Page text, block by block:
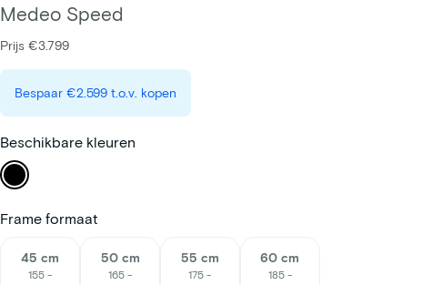
Medeo Speed
Prijs €3.799
Bespaar €2.599 t.o.v. kopen
Beschikbare kleuren
Frame formaat
45 cm
155 -
50 cm
165 -
55 cm
175 -
60 cm
185 -